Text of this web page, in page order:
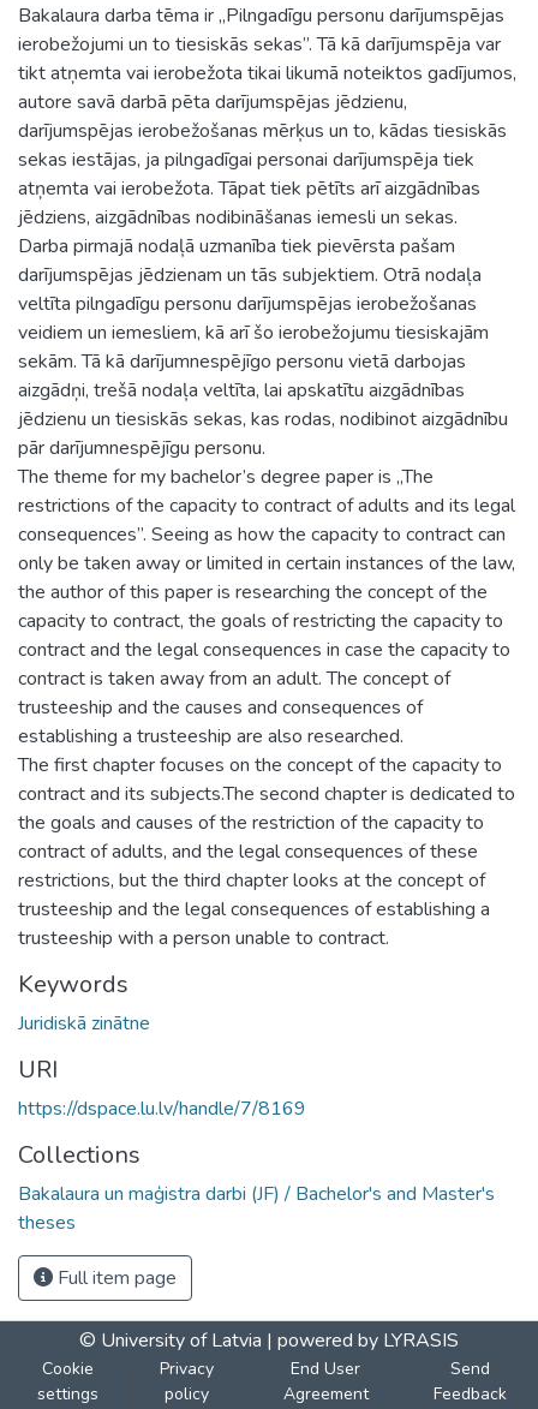
Bakalaura darba tēma ir „Pilngadīgu personu darījumspējas
ierobežojumi un to tiesiskās sekas”. Tā kā darījumspēja var
tikt atņemta vai ierobežota tikai likumā noteiktos gadījumos,
autore savā darbā pēta darījumspējas jēdzienu,
darījumspējas ierobežošanas mērķus un to, kādas tiesiskās
sekas iestājas, ja pilngadīgai personai darījumspēja tiek
atņemta vai ierobežota. Tāpat tiek pētīts arī aizgādnības
jēdziens, aizgādnības nodibināšanas iemesli un sekas.
Darba pirmajā nodaļā uzmanība tiek pievērsta pašam
darījumspējas jēdzienam un tās subjektiem. Otrā nodaļa
veltīta pilngadīgu personu darījumspējas ierobežošanas
veidiem un iemesliem, kā arī šo ierobežojumu tiesiskajām
sekām. Tā kā darījumnespējīgo personu vietā darbojas
aizgādņi, trešā nodaļa veltīta, lai apskatītu aizgādnības
jēdzienu un tiesiskās sekas, kas rodas, nodibinot aizgādnību
pār darījumnespējīgu personu.
The theme for my bachelor’s degree paper is „The
restrictions of the capacity to contract of adults and its legal
consequences”. Seeing as how the capacity to contract can
only be taken away or limited in certain instances of the law,
the author of this paper is researching the concept of the
capacity to contract, the goals of restricting the capacity to
contract and the legal consequences in case the capacity to
contract is taken away from an adult. The concept of
trusteeship and the causes and consequences of
establishing a trusteeship are also researched.
The first chapter focuses on the concept of the capacity to
contract and its subjects.The second chapter is dedicated to
the goals and causes of the restriction of the capacity to
contract of adults, and the legal consequences of these
restrictions, but the third chapter looks at the concept of
trusteeship and the legal consequences of establishing a
trusteeship with a person unable to contract.
Keywords
Juridiskā zinātne
URI
https://dspace.lu.lv/handle/7/8169
Collections
Bakalaura un maģistra darbi (JF) / Bachelor's and Master's
theses
Full item page
© University of Latvia | powered by LYRASIS
Cookie
settings
Privacy
policy
End User
Agreement
Send
Feedback